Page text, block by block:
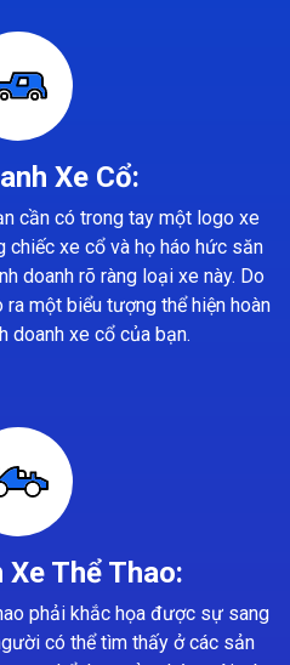
Xe Cổ:
cần có trong tay một logo xe
chiếc xe cổ và họ háo hức săn
doanh rõ ràng loại xe này. Do
một biểu tượng thể hiện hoàn
doanh xe cổ của bạn.
Xe Thể Thao:
phải khắc họa được sự sang
có thể tìm thấy ở các sản